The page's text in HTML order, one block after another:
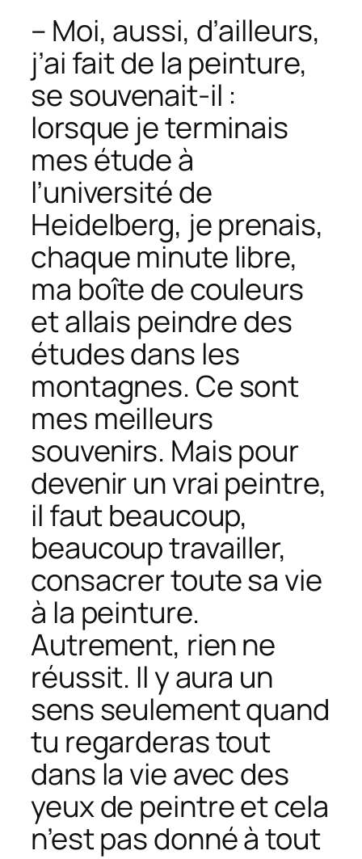
– Moi, aussi, d’ailleurs,
j’ai fait de la peinture,
se souvenait-il :
lorsque je terminais
mes étude à
l’université de
Heidelberg, je prenais,
chaque minute libre,
ma boîte de couleurs
et allais peindre des
études dans les
montagnes. Ce sont
mes meilleurs
souvenirs. Mais pour
devenir un vrai peintre,
il faut beaucoup,
beaucoup travailler,
consacrer toute sa vie
à la peinture.
Autrement, rien ne
réussit. Il y aura un
sens seulement quand
tu regarderas tout
dans la vie avec des
yeux de peintre et cela
n’est pas donné à tout